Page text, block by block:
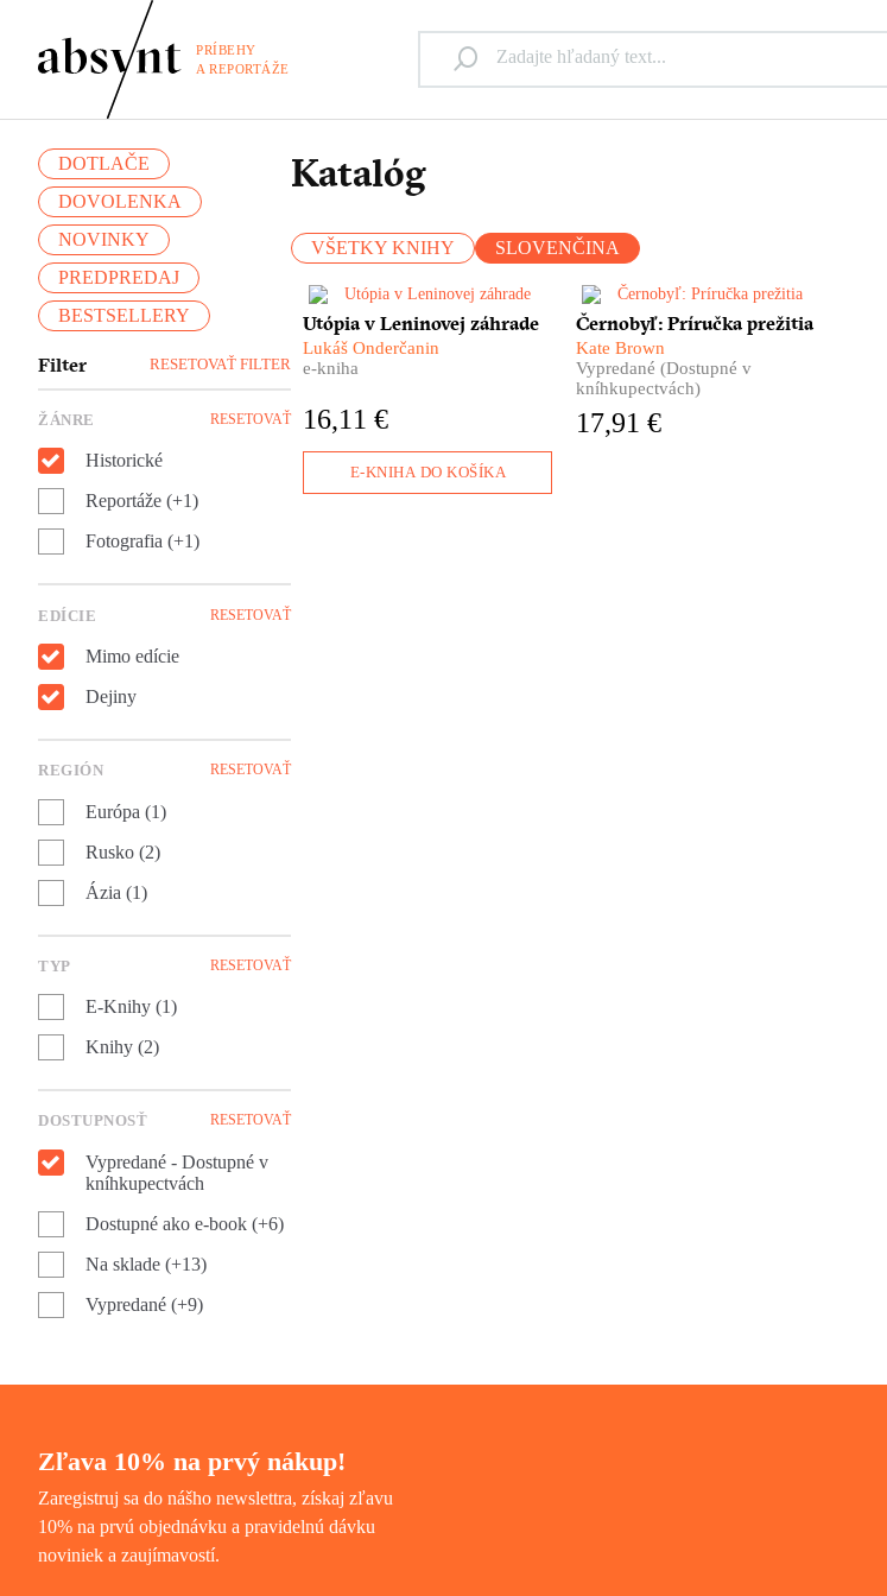
PRÍBEHY
A REPORTÁŽE
DOTLAČE
DOVOLENKA
NOVINKY
PREDPREDAJ
BESTSELLERY
Filter RESETOVAŤ FILTER
ŽÁNRE RESETOVAŤ
Historické
Reportáže (+1)
Fotografia (+1)
EDÍCIE RESETOVAŤ
Mimo edície
Dejiny
REGIÓN RESETOVAŤ
Európa (1)
Rusko (2)
Ázia (1)
TYP RESETOVAŤ
E-Knihy (1)
Knihy (2)
DOSTUPNOSŤ RESETOVAŤ
Vypredané - Dostupné v
kníhkupectvách
Dostupné ako e-book (+6)
Na sklade (+13)
Vypredané (+9)
Katalóg
VŠETKY KNIHY SLOVENČINA
Nie je to žiadna fatamorgána –
pred očami sa im skutočne
črtajú obrysy vysnívaného raja.
vyrážajú za volaním svojho
Lukáš Onderčanin nám vo
Utópia v Leninovej záhrade
Lukáš Onderčanin
e-kniha
16,11 €
E-KNIHA DO KOŠÍKA
Monumentálna kniha o
černobyľskej jadrovej
katastrofe. Príbeh explózie,
ktorá zmenila svet a oči celej
planéty upriamila na jedno
dovtedy celkom bezvýznamné
Černobyľ: Príručka prežitia
Kate Brown
Vypredané (Dostupné v
kníhkupectvách)
17,91 €
Zľava 10% na prvý nákup!
Zaregistruj sa do nášho newslettra, získaj zľavu
10% na prvú objednávku a pravidelnú dávku
noviniek a zaujímavostí.